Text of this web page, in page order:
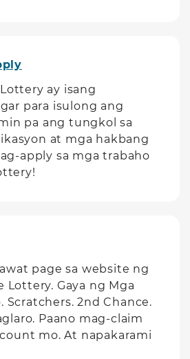
ay isang
para isulong ang
pa ang tungkol sa
at mga hakbang
apply sa mga trabaho
page sa website ng
Lottery. Gaya ng Mga
Scratchers. 2nd Chance.
Paano mag-claim
mo. At napakarami